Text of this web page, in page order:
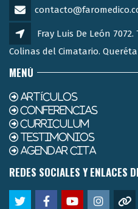
Fray Luis De León
Colinas del Cimatario.
MENÚ
ARTÍCULOS
CONFERENCIAS
CURRICULUM
TESTIMONIOS
AGENDAR CITA
REDES SOCIALES Y ENLACES